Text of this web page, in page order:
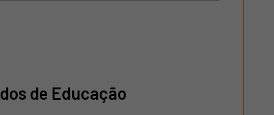
de Educação